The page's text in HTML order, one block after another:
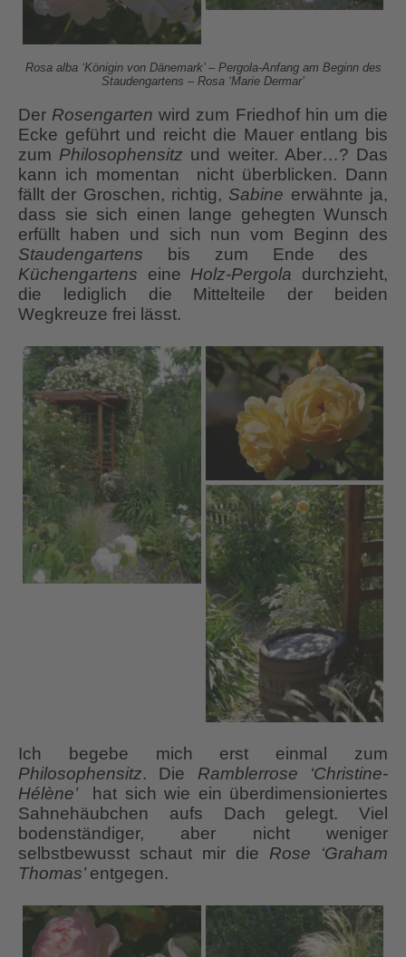
Rosa alba ‘Königin von Dänemark’ – Pergola-Anfang am Beginn des
Staudengartens – Rosa ‘Marie Dermar’
Der Rosengarten wird zum Friedhof hin um die
Ecke geführt und reicht die Mauer entlang bis
zum Philosophensitz und weiter. Aber…? Das
kann ich momentan nicht überblicken. Dann
fällt der Groschen, richtig, Sabine erwähnte ja,
dass sie sich einen lange gehegten Wunsch
erfüllt haben und sich nun vom Beginn des
Staudengartens bis zum Ende des
Küchengartens eine Holz-Pergola durchzieht,
die lediglich die Mittelteile der beiden
Wegkreuze frei lässt.
Ich begebe mich erst einmal zum
Philosophensitz. Die Ramblerrose ‘Christine-
Hélène’ hat sich wie ein überdimensioniertes
Sahnehäubchen aufs Dach gelegt. Viel
bodenständiger, aber nicht weniger
selbstbewusst schaut mir die Rose ‘Graham
Thomas’entgegen.